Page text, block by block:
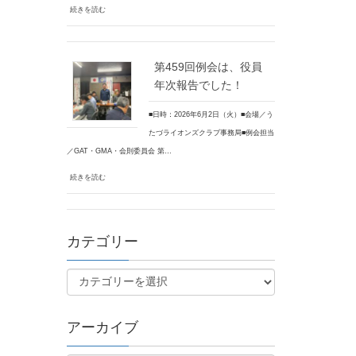
続きを読む
第459回例会は、役員
年次報告でした！
■日時：2026年6月2日（火）■会場／う
たづライオンズクラブ事務局■例会担当
／GAT・GMA・会則委員会 第…
続きを読む
カテゴリー
アーカイブ